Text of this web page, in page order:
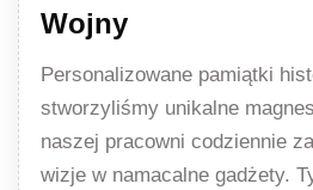
Wojny
Personalizowane pamiątki
stworzyliśmy unikalne
naszej pracowni codziennie
wizje w namacalne gadżety.